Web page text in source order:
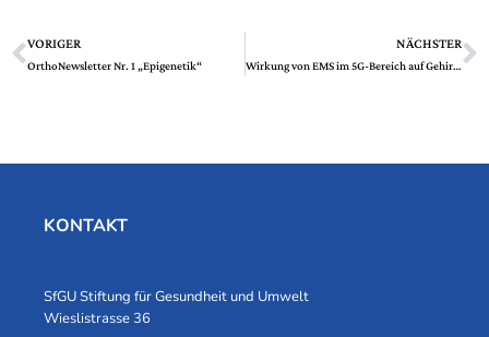
VORIGER
OrthoNewsletter Nr. 1 „Epigenetik“
NÄCHSTER
Wirkung von EMS im 5G-Bereich auf Gehirn, Immunsystem und kognitive Funktionen.
KONTAKT
SfGU Stiftung für Gesundheit und Umwelt
Wieslistrasse 36